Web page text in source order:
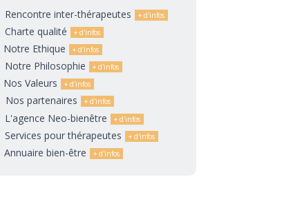
Rencontre inter-thérapeutes
Charte qualité
Notre Ethique
Notre Philosophie
Nos Valeurs
Nos partenaires
L'agence Neo-bienêtre
Services pour thérapeutes
Annuaire bien-être